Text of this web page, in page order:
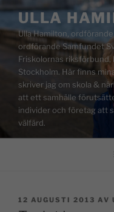
ULLA
Ulla Hamilton,
ordförande Samfundet
Friskolornas
Stockholm. Här finns
skriver jag om skola &
att ett samhälle
individer och företag att
välfärd.
12 AUGUSTI 2013 AV